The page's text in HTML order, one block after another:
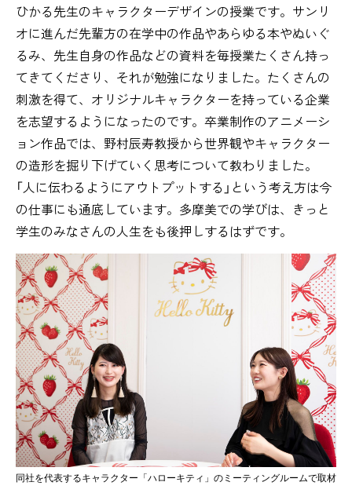
ひかる先生のキャラクターデザインの授業です。サンリ
オに進んだ先輩方の在学中の作品やあらゆる本やぬいぐ
るみ、先生自身の作品などの資料を毎授業たくさん持っ
てきてくださり、それが勉強になりました。たくさんの
刺激を得て、オリジナルキャラクターを持っている企業
を志望するようになったのです。卒業制作のアニメーシ
ョン作品では、野村辰寿教授から世界観やキャラクター
の造形を掘り下げていく思考について教わりました。
「人に伝わるようにアウトプットする」という考え方は今
の仕事にも通底しています。多摩美での学びは、きっと
学生のみなさんの人生をも後押しするはずです。
同社を代表するキャラクター「ハローキティ」のミーティングルームで取材